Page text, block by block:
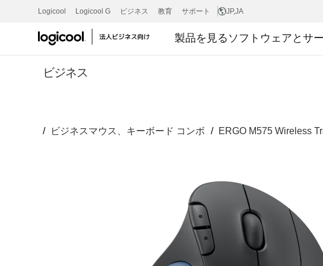
ERGO
M575
WIRELESS
BUSINESS
Logicool Logicool G ビジネス 教育 サポート JP,JA
製品を見る ソフトウェアとサ
ビジネス
ビジネスマウス、キーボード コンボ ERGO M575 Wireless